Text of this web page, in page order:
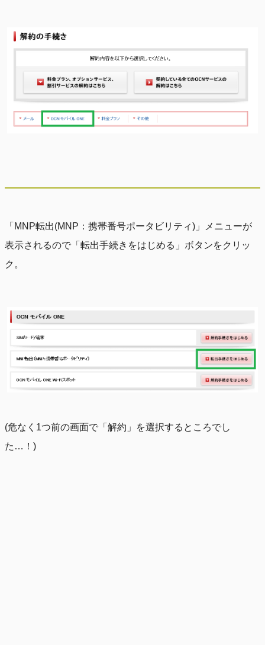
「MNP転出(MNP：携帯番号ポータビリティ)」メニューが
表示されるので「転出手続きをはじめる」ボタンをクリッ
ク。
(危なく1つ前の画面で「解約」を選択するところでし
た…！)